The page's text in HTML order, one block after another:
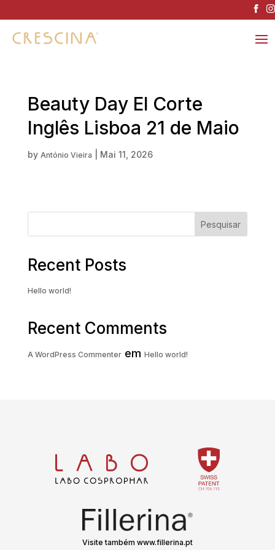
Beauty Day El Corte
Inglês Lisboa 21 de Maio
by António Vieira Mai 11, 2026
Pesquisar
Recent Posts
Hello world!
Recent Comments
A WordPress Commenterem Hello world!
Visite também www.fillerina.pt